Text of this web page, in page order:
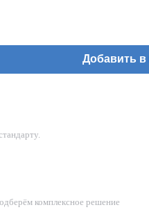
комплексное решение